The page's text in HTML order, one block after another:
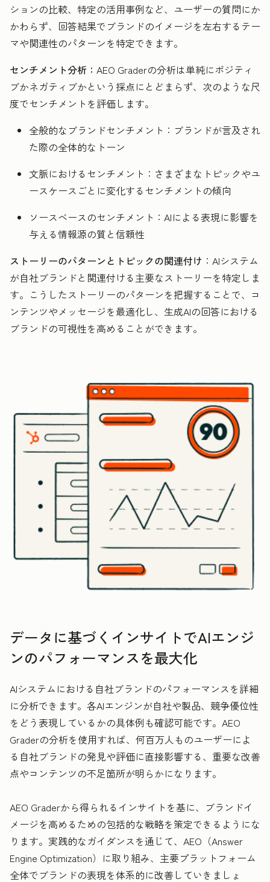
ションの比較、特定の活用事例など、ユーザーの質問にか
かわらず、回答結果でブランドのイメージを左右するテー
マや関連性のパターンを特定できます。
センチメント分析： AEO Graderの分析は単純にポジティ
ブかネガティブかという採点にとどまらず、次のような尺
度でセンチメントを評価します。
全般的なブランドセンチメント：ブランドが言及され
た際の全体的なトーン
文脈におけるセンチメント：さまざまなトピックやユ
ースケースごとに変化するセンチメントの傾向
ソースベースのセンチメント：AIによる表現に影響を
与える情報源の質と信頼性
ストーリーのパターンとトピックの関連付け ：AIシステム
が自社ブランドと関連付ける主要なストーリーを特定しま
す。こうしたストーリーのパターンを把握することで、コ
ンテンツやメッセージを最適化し、生成AIの回答における
ブランドの可視性を高めることができます。
データに基づくインサイトでAIエンジ
ンのパフォーマンスを最大化
AIシステムにおける自社ブランドのパフォーマンスを詳細
に分析できます。各AIエンジンが自社や製品、競争優位性
をどう表現しているかの具体例も確認可能です。AEO
Graderの分析を使用すれば、何百万人ものユーザーによ
る自社ブランドの発見や評価に直接影響する、重要な改善
点やコンテンツの不足箇所が明らかになります。
AEO Graderから得られるインサイトを基に、ブランドイ
メージを高めるための包括的な戦略を策定できるようにな
ります。実践的なガイダンスを通じて、AEO（Answer
Engine Optimization）に取り組み、主要プラットフォーム
全体でブランドの表現を体系的に改善していきましょ